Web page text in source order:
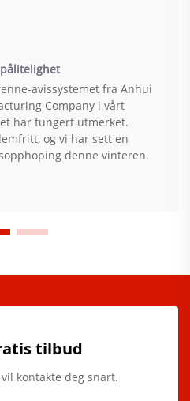
avissystemet fra Anhui
Company i vårt
har fungert utmerket.
og vi har sett en
denne vinteren.
tilbud
kontakte deg snart.